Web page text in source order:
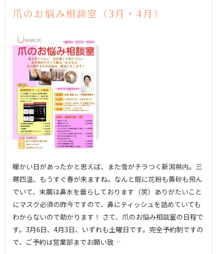
爪のお悩み相談室（3月・4月）
暖かい日があったかと思えば、また雪がチラつく新潟県内。三
寒四温、もうすぐ春が来ますね。なんと既に花粉も黄砂も飛ん
でいて、末廣は鼻水を垂らしております（笑）ありがたいこと
にマスク必須の昨今ですので、鼻にティッシュを詰めていても
わからないので助かります！ さて、爪のお悩み相談室の日程で
す。3月6日、4月3日、いずれも土曜日です。完全予約制ですの
で、ご予約は営業部までお願い致…